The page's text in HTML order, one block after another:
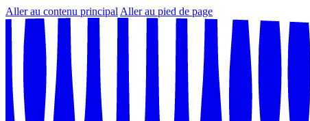
Aller au contenu principal Aller au pied de page